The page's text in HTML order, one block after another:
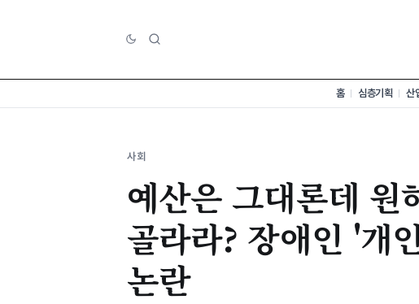
홈 심층기획 산
사회
예산은 그대론데 원
골라라? 장애인 '개
논란